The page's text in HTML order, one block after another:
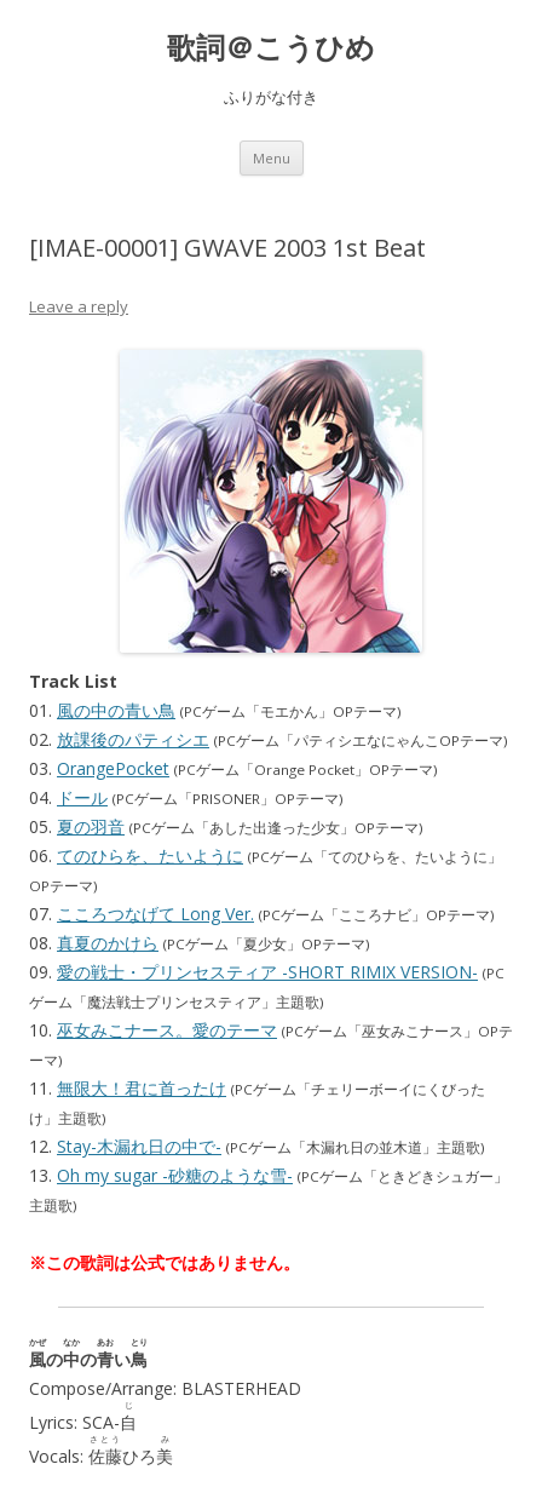
歌詞＠こうひめ
ふりがな付き
Menu Skip to content
[IMAE-00001] GWAVE 2003 1st Beat
Leave a reply
Track List
01. 風の中の青い鳥 (PCゲーム「モエかん」OPテーマ)
02. 放課後のパティシエ (PCゲーム「パティシエなにゃんこOPテーマ)
03. OrangePocket (PCゲーム「Orange Pocket」OPテーマ)
04. ドール (PCゲーム「PRISONER」OPテーマ)
05. 夏の羽音 (PCゲーム「あした出逢った少女」OPテーマ)
06. てのひらを、たいように (PCゲーム「てのひらを、たいように」
OPテーマ)
07. こころつなげて Long Ver. (PCゲーム「こころナビ」OPテーマ)
08. 真夏のかけら (PCゲーム「夏少女」OPテーマ)
09. 愛の戦士・プリンセスティア -SHORT RIMIX VERSION- (PC
ゲーム「魔法戦士プリンセスティア」主題歌)
10. 巫女みこナース。愛のテーマ (PCゲーム「巫女みこナース」OPテ
ーマ)
11. 無限大！君に首ったけ (PCゲーム「チェリーボーイにくびった
け」主題歌)
12. Stay-木漏れ日の中で- (PCゲーム「木漏れ日の並木道」主題歌)
13. Oh my sugar -砂糖のような雪- (PCゲーム「ときどきシュガー」
主題歌)
※この歌詞は公式ではありません。
風
かぜ
の中
なか
の青
あお
い鳥
とり
Compose/Arrange: BLASTERHEAD
Lyrics: SCA-自
じ
Vocals: 佐藤
さとう
ひろ美
み